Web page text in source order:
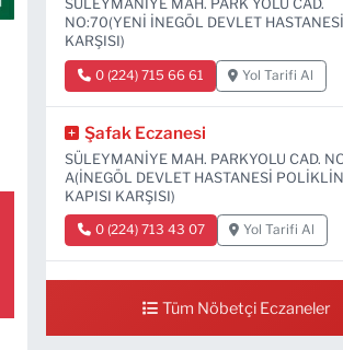
SÜLEYMANİYE MAH. PARK YOLU CAD.
NO:70(YENİ İNEGÖL DEVLET HASTANESİ
KARŞISI)
0 (224) 715 66 61 Yol Tarifi Al
Şafak Eczanesi
SÜLEYMANİYE MAH. PARKYOLU CAD.
A(İNEGÖL DEVLET HASTANESİ
KAPISI KARŞISI)
0 (224) 713 43 07 Yol Tarifi Al
Sevim Eczanesi
OSMANİYE MAH. 6 EYLÜL CAD. NO:12
MAVİ DÜĞÜN SALONU ALTI)
Tüm Nöbetçi Eczaneler